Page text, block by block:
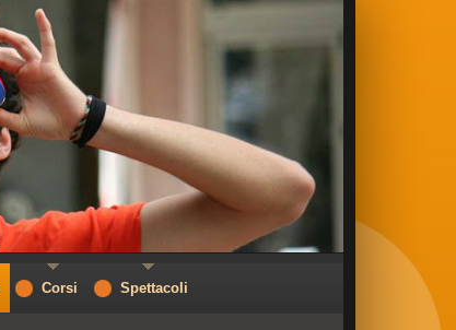
Corsi Spettacoli